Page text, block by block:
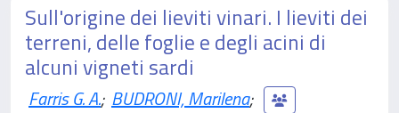
Sull'origine dei lieviti vinari. I lieviti dei
terreni, delle foglie e degli acini di
alcuni vigneti sardi
Farris G. A.; BUDRONI, Marilena;